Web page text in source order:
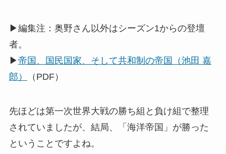
▶編集注：奥野さん以外はシーズン1からの登壇
者。
▶帝国、国民国家、そして共和制の帝国（池田 嘉
郎）
（PDF）
先ほどは第一次世界大戦の勝ち組と負け組で整理
されていましたが、結局、「海洋帝国」が勝った
ということですよね。